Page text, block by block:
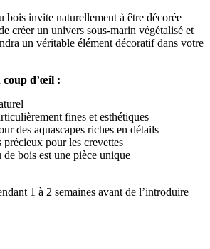
bois invite naturellement à être décorée
créer un univers sous-marin végétalisé et
un véritable élément décoratif dans votre
coup d’œil :
fines et esthétiques
des aquascapes riches en détails
précieux pour les crevettes
de bois est une pièce unique
1 à 2 semaines avant de l’introduire